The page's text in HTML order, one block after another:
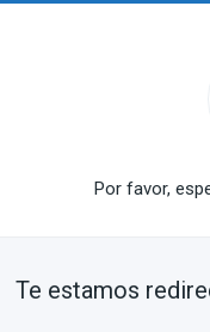
Por favor,
Te estamos